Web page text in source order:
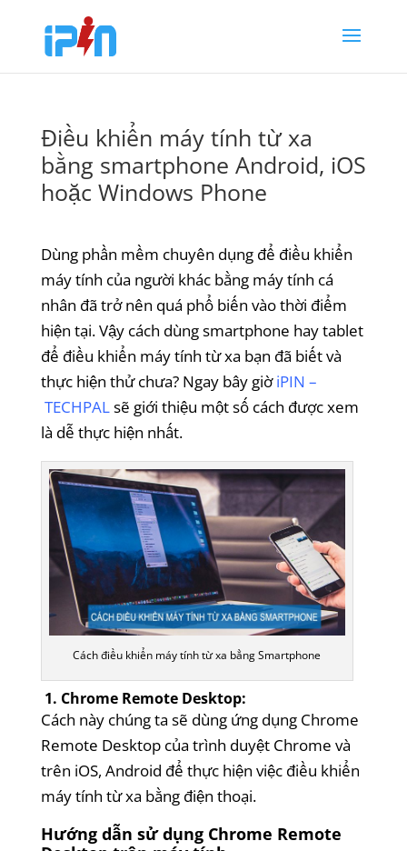
Điều khiển máy tính từ xa
bằng smartphone Android, iOS
hoặc Windows Phone
Dùng phần mềm chuyên dụng để điều khiển
máy tính của người khác bằng máy tính cá
nhân đã trở nên quá phổ biến vào thời điểm
hiện tại. Vậy cách dùng smartphone hay tablet
để điều khiển máy tính từ xa bạn đã biết và
thực hiện thử chưa? Ngay bây giờ iPIN –
TECHPALsẽ giới thiệu một số cách được xem
là dễ thực hiện nhất.
Cách điều khiển máy tính từ xa bằng Smartphone
1. Chrome Remote Desktop:
Cách này chúng ta sẽ dùng ứng dụng Chrome
Remote Desktop của trình duyệt Chrome và
trên iOS, Android để thực hiện việc điều khiển
máy tính từ xa bằng điện thoại.
Hướng dẫn sử dụng Chrome Remote